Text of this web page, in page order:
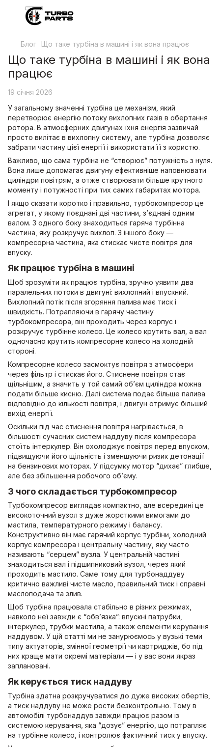
Блог Що таке турбіна в машині і як вона працює
Що таке турбіна в машині і як вона
працює
19 січня 2026
У загальному значенні турбіна це механізм, який
перетворює енергію потоку вихлопних газів в обертання
ротора. В атмосферних двигунах їхня енергія зазвичай
просто вилітає в вихлопну систему, але турбіна дозволяє
забрати частину цієї енергії і використати її з користю.
Важливо, що сама турбіна не “створює” потужність з нуля.
Вона лише допомагає двигуну ефективніше наповнювати
циліндри повітрям, а отже створювати більше крутного
моменту і потужності при тих самих габаритах мотора.
І якщо сказати коротко і правильно, турбокомпресор це
агрегат, у якому поєднані дві частини, з’єднані одним
валом. З одного боку знаходиться гаряча турбінна
частина, яку розкручує вихлоп. З іншого боку —
компресорна частина, яка стискає чисте повітря для
впуску.
Як працює турбіна в машині
Щоб зрозуміти як працює турбіна, зручно уявити два
паралельних потоки в двигуні: вихлопний і впускний.
Вихлопний потік після згоряння палива має тиск і
швидкість. Потрапляючи в гарячу частину
турбокомпресора, він проходить через корпус і
розкручує турбінне колесо. Це колесо крутить вал, а вал
одночасно крутить компресорне колесо на холодній
стороні.
Компресорне колесо засмоктує повітря з атмосфери
через фільтр і стискає його. Стиснене повітря стає
щільнішим, а значить у той самий об’єм циліндра можна
подати більше кисню. Далі система подає більше палива
відповідно до кількості повітря, і двигун отримує більший
вихід енергії.
Оскільки під час стиснення повітря нагрівається, в
більшості сучасних систем наддуву після компресора
стоїть інтеркулер. Він охолоджує повітря перед впуском,
підвищуючи його щільність і зменшуючи ризик детонації
на бензинових моторах. У підсумку мотор “дихає” глибше,
але без збільшення робочого об’єму.
З чого складається турбокомпресор
Турбокомпресор виглядає компактно, але всередині це
високоточний вузол з дуже жорсткими вимогами до
мастила, температурного режиму і балансу.
Конструктивно він має гарячий корпус турбіни, холодний
корпус компресора і центральну частину, яку часто
називають “серцем” вузла. У центральній частині
знаходиться вал і підшипниковий вузол, через який
проходить мастило. Саме тому для турбонаддуву
критично важливі чисте масло, правильний тиск і справні
маслоподача та злив.
Щоб турбіна працювала стабільно в різних режимах,
навколо неї завжди є “обв’язка”: впускні патрубки,
інтеркулер, трубки мастила, а також елементи керування
наддувом. У цій статті ми не занурюємось у вузькі теми
типу актуаторів, змінної геометрії чи картриджів, бо під
них краще мати окремі матеріали — і у вас вони якраз
заплановані.
Як керується тиск наддуву
Турбіна здатна розкручуватися до дуже високих обертів,
а тиск наддуву не може рости безконтрольно. Тому в
автомобілі турбонаддув завжди працює разом із
системою керування, яка “дозує” енергію, що потрапляє
на турбінне колесо, і контролює фактичний тиск у впуску.